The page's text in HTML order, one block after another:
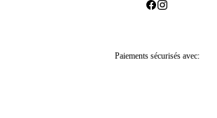
Paiements sécurisés avec: